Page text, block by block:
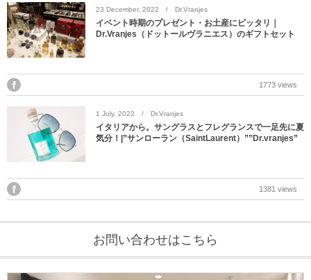
23 December, 2022 Dr.Vranjes
イベント時期のプレゼント・お土産にピッタリ｜
Dr.Vranjes（ドットールヴラニエス）のギフトセット
1773 views
1 July, 2022 Dr.Vranjes
イタリアから。サングラスとフレグランスで一足先に夏
気分！|”サンローラン（SaintLaurent）””Dr.vranjes”
1381 views
お問い合わせはこちら
SAINT LAURENT
TALEX